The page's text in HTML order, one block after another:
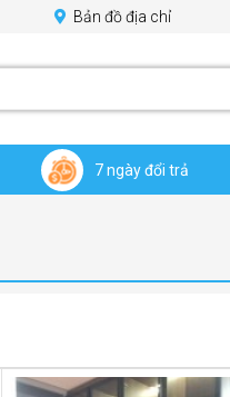
Bản đồ địa chỉ
7 ngày đổi trả